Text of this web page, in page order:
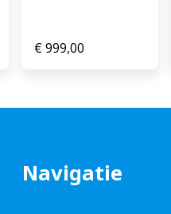
€999,00
Navigatie